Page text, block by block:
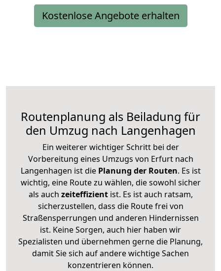
Kostenlose Angebote erhalten
Routenplanung als Beiladung für
den Umzug nach Langenhagen
Ein weiterer wichtiger Schritt bei der
Vorbereitung eines Umzugs von Erfurt nach
Langenhagen ist diePlanung der Routen. Es ist
wichtig, eine Route zu wählen, die sowohl sicher
als auch zeiteffizientist. Es ist auch ratsam,
sicherzustellen, dass die Route frei von
Straßensperrungen und anderen Hindernissen
ist. Keine Sorgen, auch hier haben wir
Spezialisten und übernehmen gerne die Planung,
damit Sie sich auf andere wichtige Sachen
konzentrieren können.